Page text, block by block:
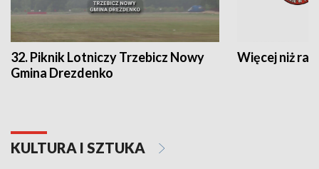
32. Piknik Lotniczy Trzebicz Nowy
Gmina Drezdenko
Więcej niż rajd
KULTURA I SZTUKA